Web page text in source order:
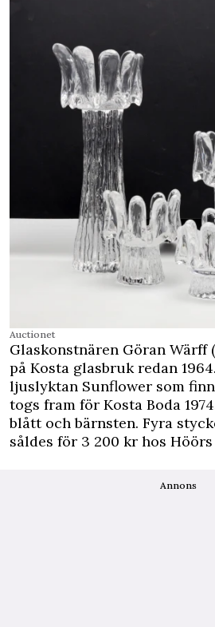
Auctionet
Glaskonstnären Göran Wärff
på Kosta glasbruk redan
ljuslyktan Sunflower som
togs fram för Kosta Boda
blått och bärnsten. Fyra
såldes för 3 200 kr hos
Annons